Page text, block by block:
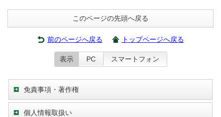
このページの先頭へ戻る
前のページへ戻る トップページへ戻る
表示 PC スマートフォン
免責事項・著作権
個人情報取扱い